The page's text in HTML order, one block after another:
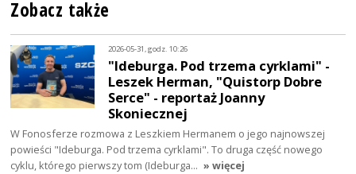
Zobacz także
2026-05-31, godz. 10:26
"Ideburga. Pod trzema cyrklami" -
Leszek Herman, "Quistorp Dobre
Serce" - reportaż Joanny
Skoniecznej
W Fonosferze rozmowa z Leszkiem Hermanem o jego najnowszej
powieści "Ideburga. Pod trzema cyrklami". To druga część nowego
cyklu, którego pierwszy tom (Ideburga… » więcej